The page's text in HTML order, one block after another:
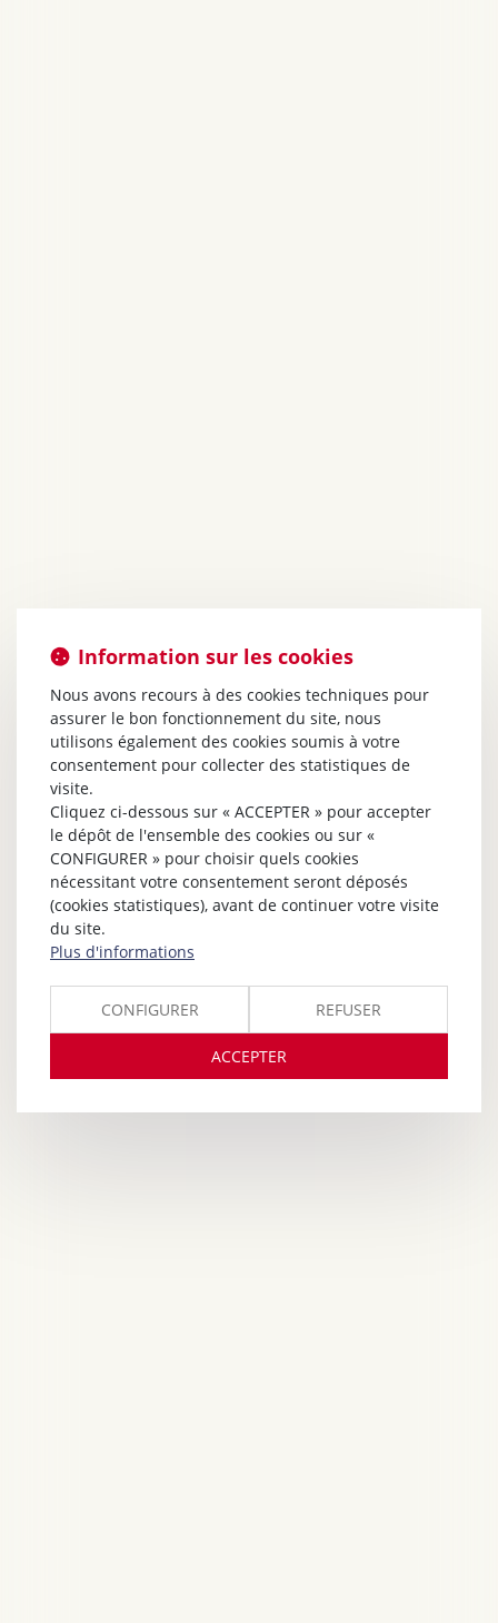
Information sur les cookies
Nous avons recours à des cookies techniques pour
assurer le bon fonctionnement du site, nous
utilisons également des cookies soumis à votre
consentement pour collecter des statistiques de
visite.
Cliquez ci-dessous sur « ACCEPTER » pour accepter
le dépôt de l'ensemble des cookies ou sur «
CONFIGURER » pour choisir quels cookies
nécessitant votre consentement seront déposés
(cookies statistiques), avant de continuer votre visite
du site.
Plus d'informations
CONFIGURER REFUSER
ACCEPTER